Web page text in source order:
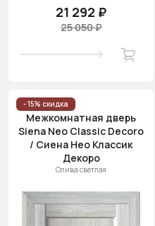
21 292 ₽
25 050 ₽
- 15% скидка
Межкомнатная дверь
Siena Neo Classic Decoro
/ Сиена Нео Классик
Декоро
Олива светлая